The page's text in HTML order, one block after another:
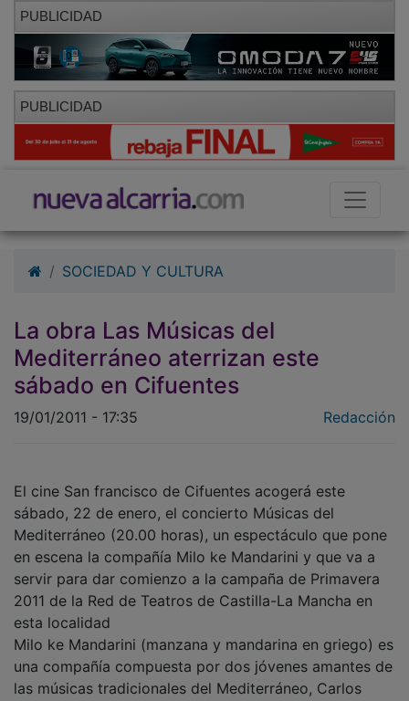
PUBLICIDAD
PUBLICIDAD
La obra Las Músicas del
Mediterráneo aterrizan este
sábado en Cifuentes
sábado, 22 de enero, el concierto Músicas del
Mediterráneo (20.00 horas), un espectáculo que pone
en escena la compañía Milo ke Mandarini y que va a
servir para dar comienzo a la campaña de Primavera
2011 de la Red de Teatros de Castilla-La Mancha en
esta localidad
Milo ke Mandarini (manzana y mandarina en griego) es
una compañía compuesta por dos jóvenes amantes de
las músicas tradicionales del Mediterráneo, Carlos
Ramírez e Isabel Martín. Durante años han viajado por